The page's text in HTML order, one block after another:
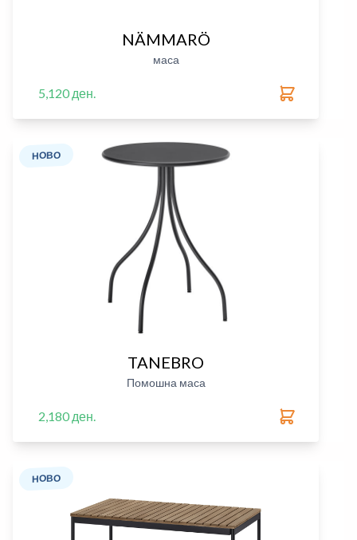
NÄMMARÖ
маса
5,120 ден.
НОВО
TANEBRO
Помошна маса
2,180 ден.
НОВО